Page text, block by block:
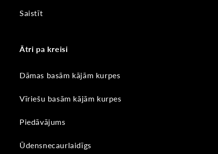
Saistīt
Ātri pa kreisi
Dāmas basām kājām kurpes
Vīriešu basām kājām kurpes
Piedāvājums
Ūdensnecaurlaidīgs